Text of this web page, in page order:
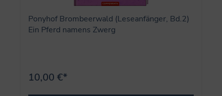
Ponyhof Brombeerwald (Leseanfänger, Bd.2)
Ein Pferd namens Zwerg
10,00 €*